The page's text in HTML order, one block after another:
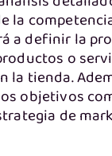
la
a definir la
o
la tienda.
objetivos
de